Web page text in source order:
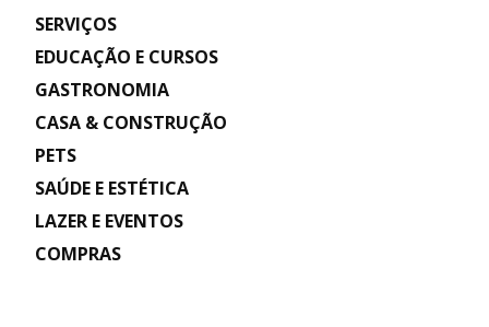
SERVIÇOS
EDUCAÇÃO E CURSOS
GASTRONOMIA
CASA & CONSTRUÇÃO
PETS
SAÚDE E ESTÉTICA
LAZER E EVENTOS
COMPRAS